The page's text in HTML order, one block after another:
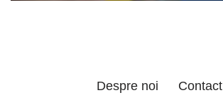
Despre noi Contact